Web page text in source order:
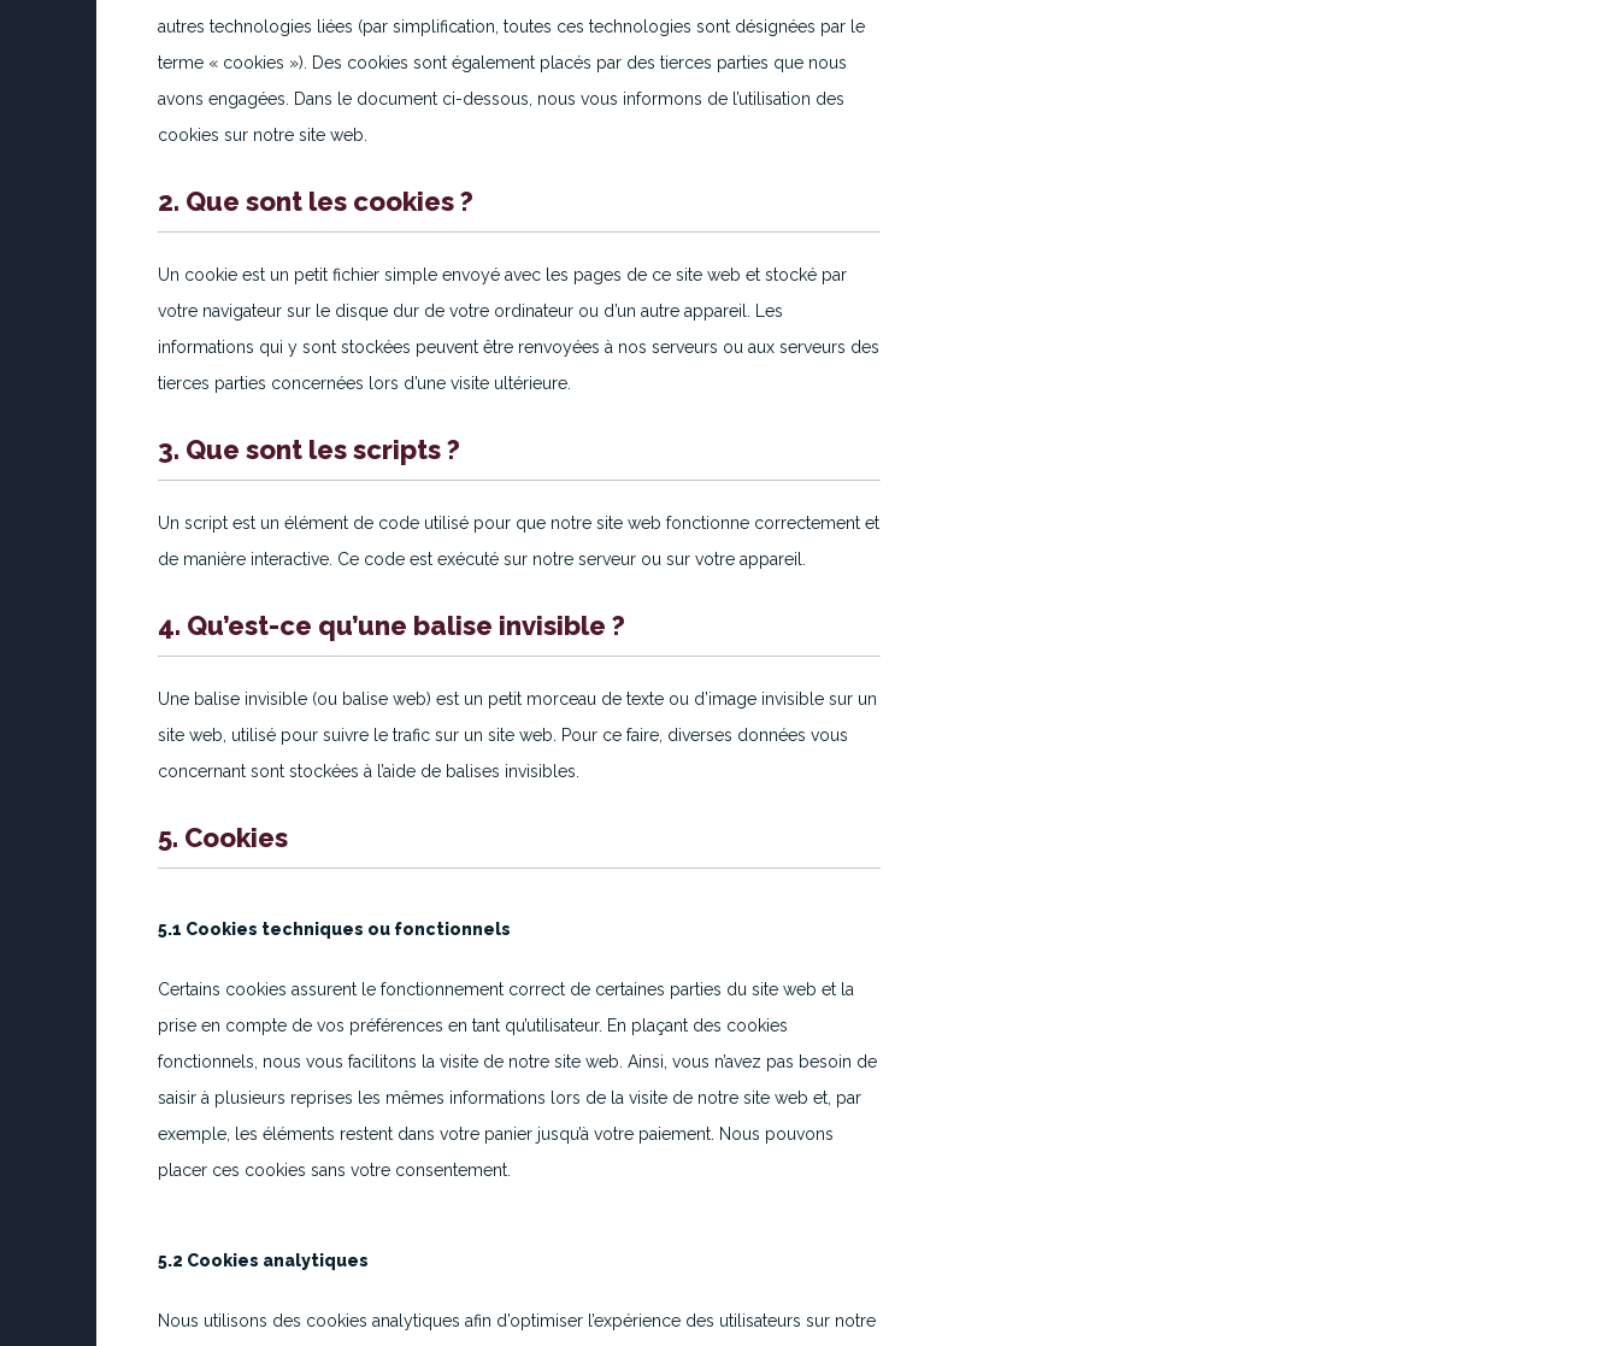
autres technologies liées (par simplification, toutes ces technologies sont désignées par le
terme « cookies »). Des cookies sont également placés par des tierces parties que nous
avons engagées. Dans le document ci-dessous, nous vous informons de l’utilisation des
cookies sur notre site web.
2. Que sont les cookies ?
Un cookie est un petit fichier simple envoyé avec les pages de ce site web et stocké par
votre navigateur sur le disque dur de votre ordinateur ou d’un autre appareil. Les
informations qui y sont stockées peuvent être renvoyées à nos serveurs ou aux serveurs des
tierces parties concernées lors d’une visite ultérieure.
3. Que sont les scripts ?
Un script est un élément de code utilisé pour que notre site web fonctionne correctement et
de manière interactive. Ce code est exécuté sur notre serveur ou sur votre appareil.
4. Qu’est-ce qu’une balise invisible ?
Une balise invisible (ou balise web) est un petit morceau de texte ou d’image invisible sur un
site web, utilisé pour suivre le trafic sur un site web. Pour ce faire, diverses données vous
concernant sont stockées à l’aide de balises invisibles.
5. Cookies
5.1 Cookies techniques ou fonctionnels
Certains cookies assurent le fonctionnement correct de certaines parties du site web et la
prise en compte de vos préférences en tant qu’utilisateur. En plaçant des cookies
fonctionnels, nous vous facilitons la visite de notre site web. Ainsi, vous n’avez pas besoin de
saisir à plusieurs reprises les mêmes informations lors de la visite de notre site web et, par
exemple, les éléments restent dans votre panier jusqu’à votre paiement. Nous pouvons
placer ces cookies sans votre consentement.
5.2 Cookies analytiques
Nous utilisons des cookies analytiques afin d’optimiser l’expérience des utilisateurs sur notre